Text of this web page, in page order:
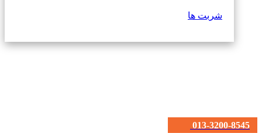
شربت ها
013-3200-8545